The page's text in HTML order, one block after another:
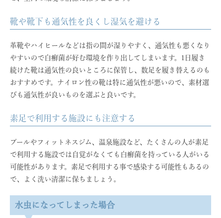
靴や靴下も通気性を良くし湿気を避ける
革靴やハイヒールなどは指の間が湿りやすく、通気性も悪くなり
やすいので白癬菌が好む環境を作り出してしまいます。1日履き
続けた靴は通気性の良いところに保管し、数足を履き替えるのも
おすすめです。ナイロン性の靴は特に通気性が悪いので、素材選
びも通気性が良いものを選ぶと良いです。
素足で利用する施設にも注意する
プールやフィットネスジム、温泉施設など、たくさんの人が素足
で利用する施設では自覚がなくても白癬菌を持っている人がいる
可能性があります。素足で利用する事で感染する可能性もあるの
で、よく洗い清潔に保ちましょう。
水虫になってしまった場合